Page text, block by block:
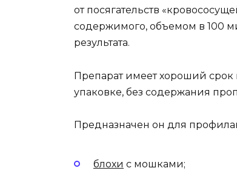
от посягательств
содержимого, объемом в 100
результата.
Препарат имеет хороший срок
упаковке, без содержания
Предназначен он для
блохи с мошками;